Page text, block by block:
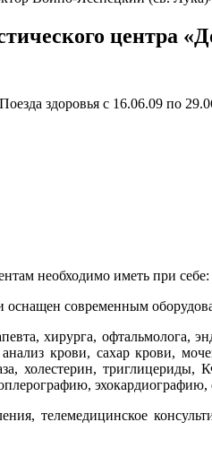
центра
здоровья с 16.06.09 по
необходимо иметь при
оснащен современным
хирурга, офтальмолога,
крови, сахар крови,
холестерин, триглицериды,
телемедицинское